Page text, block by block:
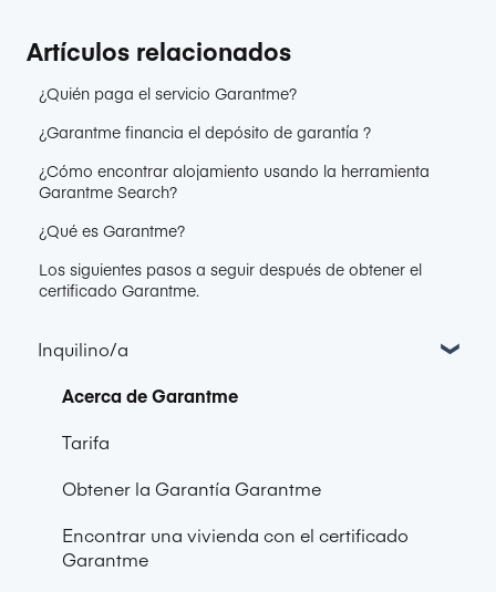
Artículos relacionados
¿Quién paga el servicio Garantme?
¿Garantme financia el depósito de garantía ?
¿Cómo encontrar alojamiento usando la herramienta
Garantme Search?
¿Qué es Garantme?
Los siguientes pasos a seguir después de obtener el
certificado Garantme.
Inquilino/a
Acerca de Garantme
Tarifa
Obtener la Garantía Garantme
Encontrar una vivienda con el certificado
Garantme